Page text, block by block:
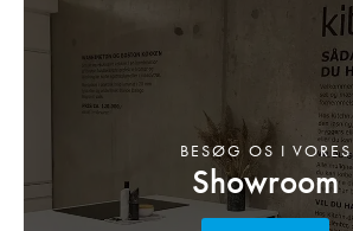
Showroom
BESØG OS I VORES